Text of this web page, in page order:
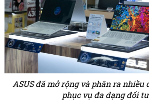
ASUS đã mở rộng và phân ra nhiều
phục vụ đa dạng đối